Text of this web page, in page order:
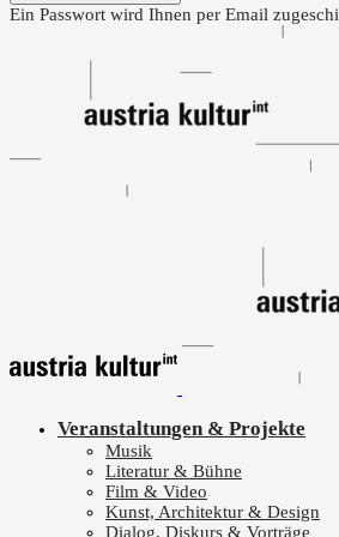
Ein Passwort wird Ihnen per Email
Veranstaltungen & Projekte
Musik
Literatur & Bühne
Film & Video
Kunst, Architektur & Design
Dialog, Diskurs & Vorträge